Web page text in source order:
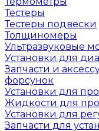
Тестеры
Тестеры подвески
Толщиномеры
Ультразвуковые
Установки для
Запчасти и
форсунок
Установки для
Жидкости для
Установки для
Запчасти для